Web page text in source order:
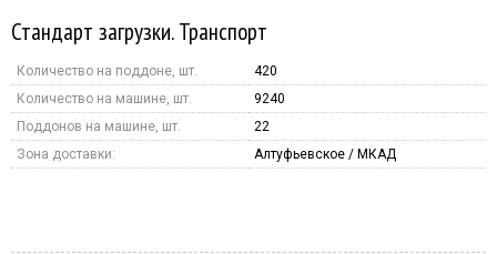
Стандарт загрузки. Транспорт
Количество на поддоне, шт.
420
Количество на машине, шт.
9240
Поддонов на машине, шт.
22
Зона доставки:
Алтуфьевское / МКАД